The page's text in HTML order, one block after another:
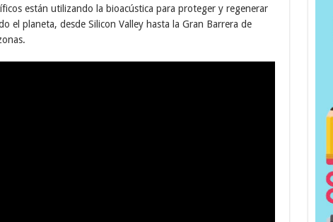
están utilizando la bioacústica para proteger y regenerar
el planeta, desde Silicon Valley hasta la Gran Barrera de